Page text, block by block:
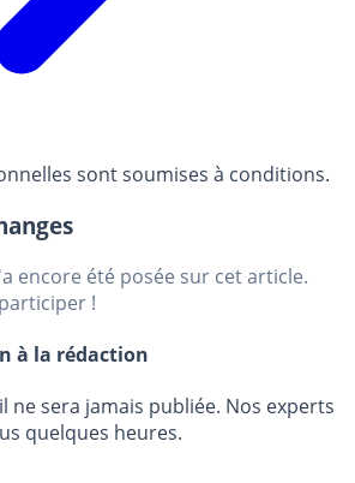
sont soumises à conditions.
encore été posée sur cet article.
!
à la rédaction
ne sera jamais publiée. Nos experts
quelques heures.